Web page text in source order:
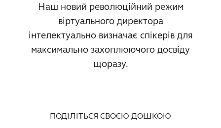
Наш новий революційний режим
віртуального директора
інтелектуально визначає спікерів для
максимально захоплюючого досвіду
щоразу.
ПОДІЛІТЬСЯ СВОЄЮ ДОШКОЮ